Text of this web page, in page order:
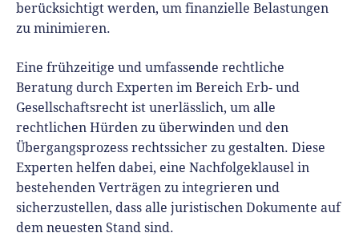
berücksichtigt werden, um finanzielle Belastungen
zu minimieren.
Eine frühzeitige und umfassende rechtliche
Beratung durch Experten im Bereich Erb- und
Gesellschaftsrecht ist unerlässlich, um alle
rechtlichen Hürden zu überwinden und den
Übergangsprozess rechtssicher zu gestalten. Diese
Experten helfen dabei, eine Nachfolgeklausel in
bestehenden Verträgen zu integrieren und
sicherzustellen, dass alle juristischen Dokumente auf
dem neuesten Stand sind.